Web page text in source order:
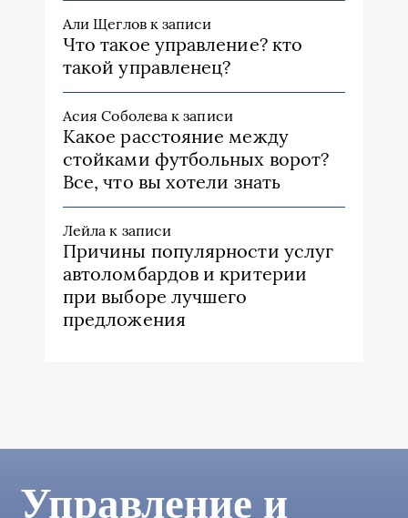
Али Щегловк записи
Что такое управление? кто
такой управленец?
Асия Соболева к записи
Какое расстояние между
стойками футбольных ворот?
Все, что вы хотели знать
Лейла к записи
Причины популярности услуг
автоломбардов и критерии
при выборе лучшего
предложения
Управление и